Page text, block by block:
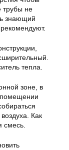
трубы не
знающий
тепла.
зоне, в
Как
смесь.